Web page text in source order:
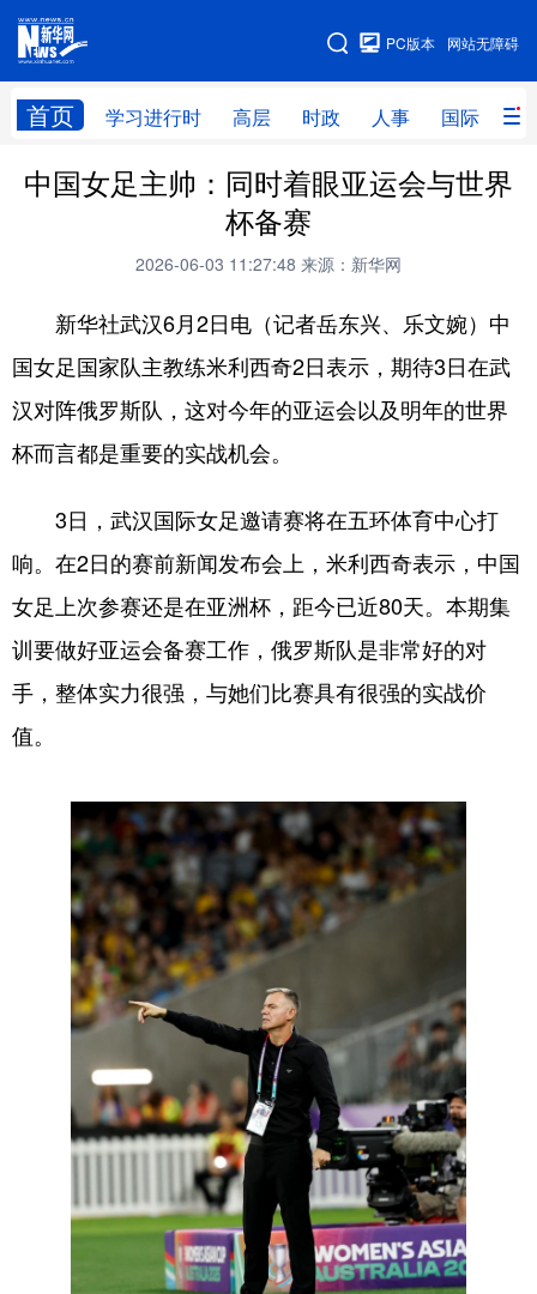
网站无障碍
PC版本
首页 学习进行时 高层 时政 人事 国际 财
网站地图
学习进行时 高层 时政 人事
全球连线
科技 科创 量子 体育
文化 书画 健康 军事
食品 人居 信息化 数字经济
学术中国 乡村振兴 银龄 溯源中国
彩票 娱乐 时尚 悦读
地方频道
北京 天津 河北
辽宁 吉林
浙江 安徽 福建 江西
山东 河南 湖北 湖南
广东 广西 海南 重庆
贵州 西藏
陕西 甘肃 青海 宁夏
内蒙古 黑龙江
中国女足主帅：同时着眼亚运会与世界
杯备赛
2026-06-03 11:27:48 来源：新华网
新华社武汉6月2日电（记者岳东兴、乐文婉）中
国女足国家队主教练米利西奇2日表示，期待3日在武
汉对阵俄罗斯队，这对今年的亚运会以及明年的世界
杯而言都是重要的实战机会。
3日，武汉国际女足邀请赛将在五环体育中心打
响。在2日的赛前新闻发布会上，米利西奇表示，中国
女足上次参赛还是在亚洲杯，距今已近80天。本期集
训要做好亚运会备赛工作，俄罗斯队是非常好的对
手，整体实力很强，与她们比赛具有很强的实战价
值。